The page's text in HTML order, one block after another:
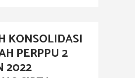
KONSOLIDASI
PERPPU 2
2022